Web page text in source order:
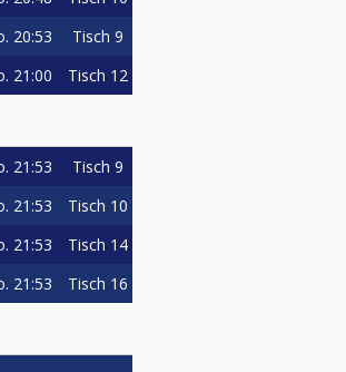
20:53 Tisch 9
21:00 Tisch 12
21:53 Tisch 9
21:53 Tisch 10
21:53 Tisch 14
21:53 Tisch 16